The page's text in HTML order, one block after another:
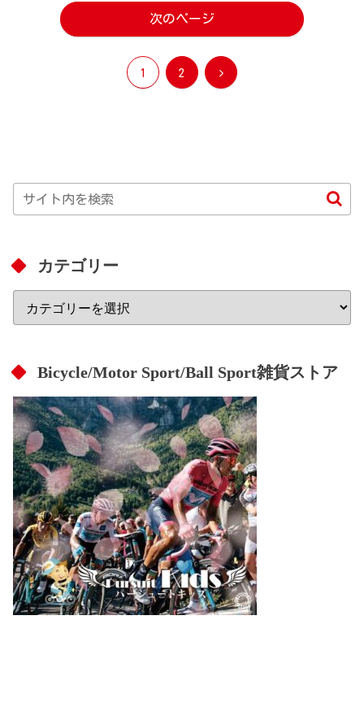
次のページ
1 2 次
カテゴリー
Bicycle/Motor Sport/Ball Sport雑貨ストア